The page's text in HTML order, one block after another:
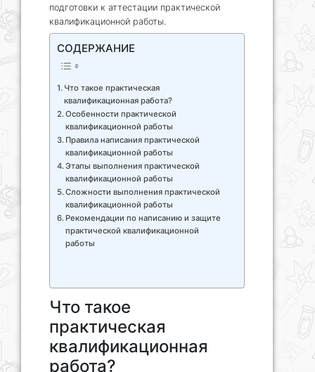
подготовки к аттестации практической
квалификационной работы.
СОДЕРЖАНИЕ
Что такое практическая
квалификационная работа?
Особенности практической
квалификационной работы
Правила написания практической
квалификационной работы
Этапы выполнения практической
квалификационной работы
Сложности выполнения практической
квалификационной работы
Рекомендации по написанию и защите
практической квалификационной
работы
Что такое
практическая
квалификационная
работа?